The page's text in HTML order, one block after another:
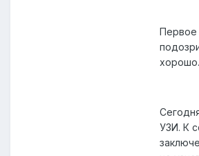
Первое
хорошо.
УЗИ. К